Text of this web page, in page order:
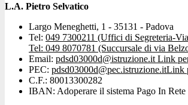
L.A. Pietro Selvatico
Largo Meneghetti, 1 - 35131 - Padova
Tel: 049 7300211 (Uffici di Segreteria-
Tel: 049 8070781 (Succursale di via
Email: pdsd03000d@istruzione.it Link
PEC: pdsd03000d@pec.istruzione.itLink
C.F.: 80013300282
IBAN: Adoperare il sistema Pago In Rete